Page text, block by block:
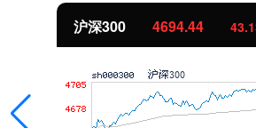
沪深300 4694.44